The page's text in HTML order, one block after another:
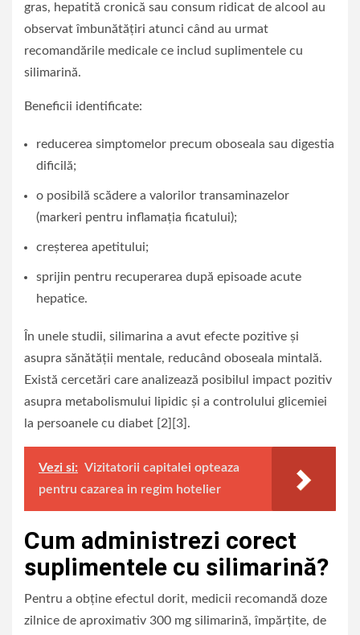
gras, hepatită cronică sau consum ridicat de alcool au
observat îmbunătățiri atunci când au urmat
recomandările medicale ce includ suplimentele cu
silimarină.
Beneficii identificate:
reducerea simptomelor precum oboseala sau digestia
dificilă;
o posibilă scădere a valorilor transaminazelor
(markeri pentru inflamația ficatului);
creșterea apetitului;
sprijin pentru recuperarea după episoade acute
hepatice.
În unele studii, silimarina a avut efecte pozitive și
asupra sănătății mentale, reducând oboseala mintală.
Există cercetări care analizează posibilul impact pozitiv
asupra metabolismului lipidic și a controlului glicemiei
la persoanele cu diabet [2][3].
Vezi si: Vizitatorii capitalei opteaza
pentru cazarea in regim hotelier
Cum administrezi corect
suplimentele cu silimarină?
Pentru a obține efectul dorit, medicii recomandă doze
zilnice de aproximativ 300 mg silimarină, împărțite, de